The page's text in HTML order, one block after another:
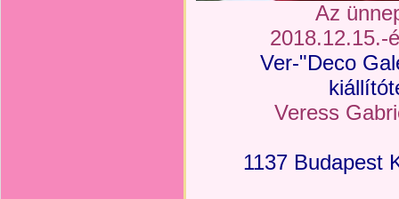
Az
2018.12.15.-
Ver-"Deco
Veress
1137 Budapest